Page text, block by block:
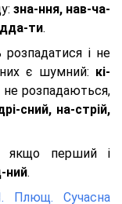
зна-ння, нав-ча-
дда-ти.
і не
є шумний: кі-
не розпадаються,
сний, на-стрій,
якщо перший і
ний.
Плющ. Сучасна